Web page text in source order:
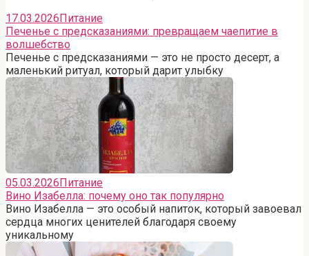
17.03.2026 Питание
Печенье с предсказаниями: превращаем чаепитие в
волшебство
Печенье с предсказаниями — это не просто десерт, а
маленький ритуал, который дарит улыбку
05.03.2026 Питание
Вино Изабелла: почему оно так популярно
Вино Изабелла — это особый напиток, который завоевал
сердца многих ценителей благодаря своему
уникальному